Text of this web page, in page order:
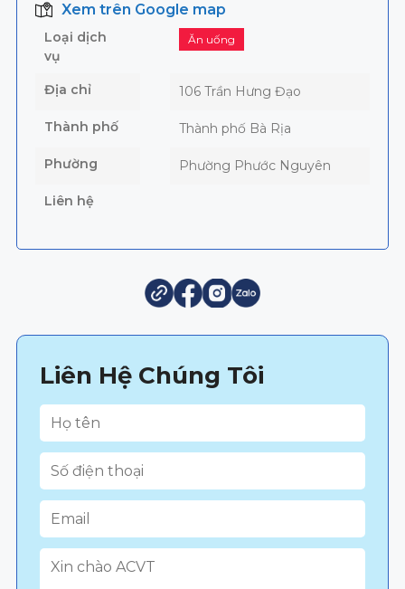
Xem trên Google map
Loại dịch
vụ
Ăn uống
Địa chỉ 106 Trần Hưng Đạo
Thành phố Thành phố Bà Rịa
Phường Phường Phước Nguyên
Liên hệ
Liên Hệ Chúng Tôi